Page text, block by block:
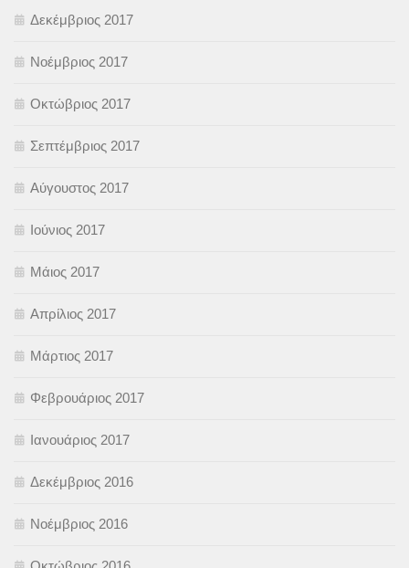
Δεκέμβριος 2017
Νοέμβριος 2017
Οκτώβριος 2017
Σεπτέμβριος 2017
Αύγουστος 2017
Ιούνιος 2017
Μάιος 2017
Απρίλιος 2017
Μάρτιος 2017
Φεβρουάριος 2017
Ιανουάριος 2017
Δεκέμβριος 2016
Νοέμβριος 2016